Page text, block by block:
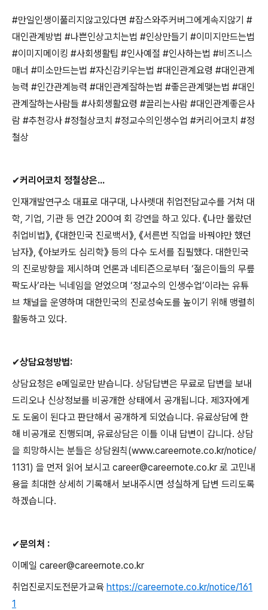
#만일인생이풀리지않고있다면 #잡스와주커버그에게속지않기 #
대인관계방법 #나쁜인상고치는법 #인상만들기 #이미지만드는법
#이미지메이킹 #사회생활팁 #인사예절 #인사하는법 #비즈니스
매너 #미소만드는법 #자신감키우는법 #대인관계요령 #대인관계
능력 #인간관계능력 #대인관계잘하는법 #좋은관계맺는법 #대인
관계잘하는사람들 #사회생활요령 #끌리는사람 #대인관계좋은사
람 #추천강사 #정철상코치 #정교수의인생수업 #커리어코치 #정
철상
✔커리어코치 정철상은...
인재개발연구소 대표로 대구대, 나사렛대 취업전담교수를 거쳐 대
학, 기업, 기관 등 연간 200여 회 강연을 하고 있다. 《나만 몰랐던
취업비법》, 《대한민국 진로백서》, 《서른번 직업을 바꿔야만 했던
남자》, 《아보카도 심리학》 등의 다수 도서를 집필했다. 대한민국
의 진로방향을 제시하며 언론과 네티즌으로부터 ‘젊은이들의 무릎
팍도사’라는 닉네임을 얻었으며 ‘정교수의 인생수업’이라는 유튜
브 채널을 운영하며 대한민국의 진로성숙도를 높이기 위해 맹렬히
활동하고 있다.
✔상담요청방법:
상담요청은 e메일로만 받습니다. 상담답변은 무료로 답변을 보내
드리오나 신상정보를 비공개한 상태에서 공개됩니다. 제 3자에게
도 도움이 된다고 판단해서 공개하게 되었습니다. 유료상담에 한
해 비공개로 진행되며, 유료상담은 이틀 이내 답변이 갑니다. 상담
을 희망하시는 분들은 상담원칙(www.careernote.co.kr/notice/
1131) 을 먼저 읽어 보시고 career@careernote.co.kr 로 고민내
용을 최대한 상세히 기록해서 보내주시면 성실하게 답변 드리도록
하겠습니다.
✔문의처 :
이메일 career@careernote.co.kr
취업진로지도전문가교육 https://careernote.co.kr/notice/161
1